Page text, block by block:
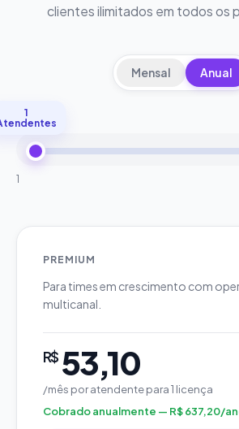
clientes ilimitados em todos os
Mensal Anual
1
1
PREMIUM
Para times em crescimento com
multicanal.
R$ 53,10
/mês por atendentepara1 licença
Cobrado anualmente — R$ 637,20/